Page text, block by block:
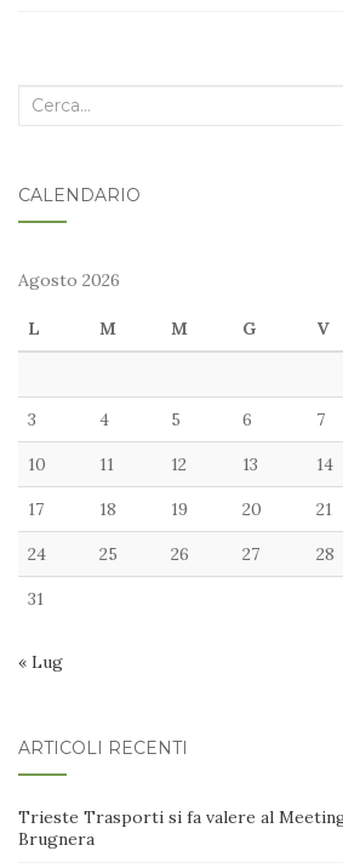
Cerca
CALENDARIO
Agosto 2026
L M M G V
3 4 5 6 7
10 11 12 13 14
17 18 19 20 21
24 25 26 27 28
31
« Lug
ARTICOLI RECENTI
Trieste Trasporti si fa valere al
Brugnera